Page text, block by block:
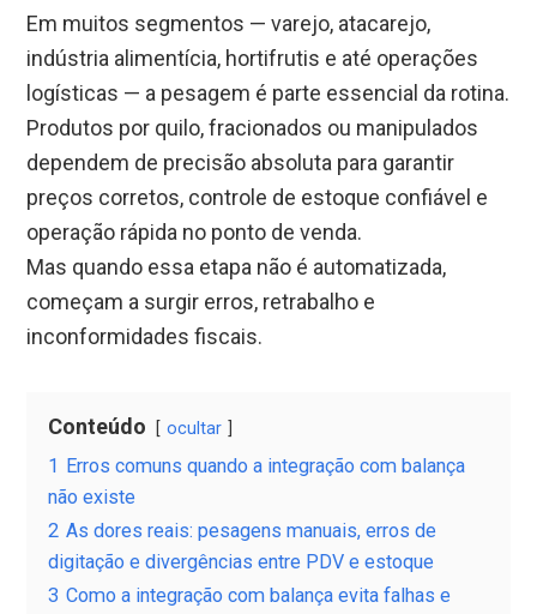
Em muitos segmentos — varejo, atacarejo,
indústria alimentícia, hortifrutis e até operações
logísticas — a pesagem é parte essencial da rotina.
Produtos por quilo, fracionados ou manipulados
dependem de precisão absoluta para garantir
preços corretos, controle de estoque confiável e
operação rápida no ponto de venda.
Mas quando essa etapa não é automatizada,
começam a surgir erros, retrabalho e
inconformidades fiscais.
Conteúdo ocultar
1 Erros comuns quando a integração com balança
não existe
2 As dores reais: pesagens manuais, erros de
digitação e divergências entre PDV e estoque
3 Como a integração com balança evita falhas e